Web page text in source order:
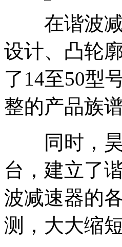
在谐波减
设计、凸轮
了14至50型
整的产品族谱
同时，昊
台，建立了
波减速器的
测，大大缩